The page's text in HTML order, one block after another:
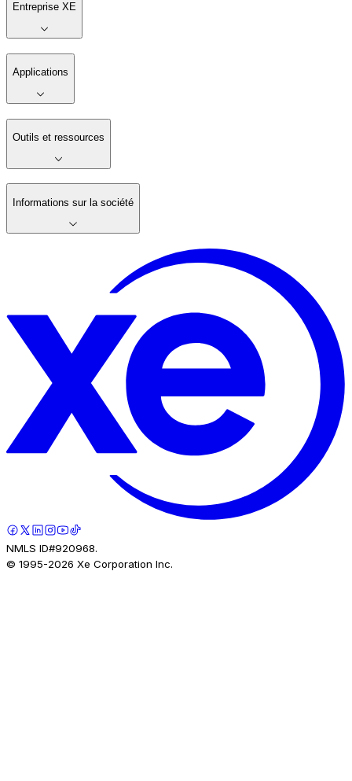
Entreprise XE
Applications
Outils et ressources
Informations sur la société
NMLS ID#920968.
© 1995-2026 Xe Corporation Inc.